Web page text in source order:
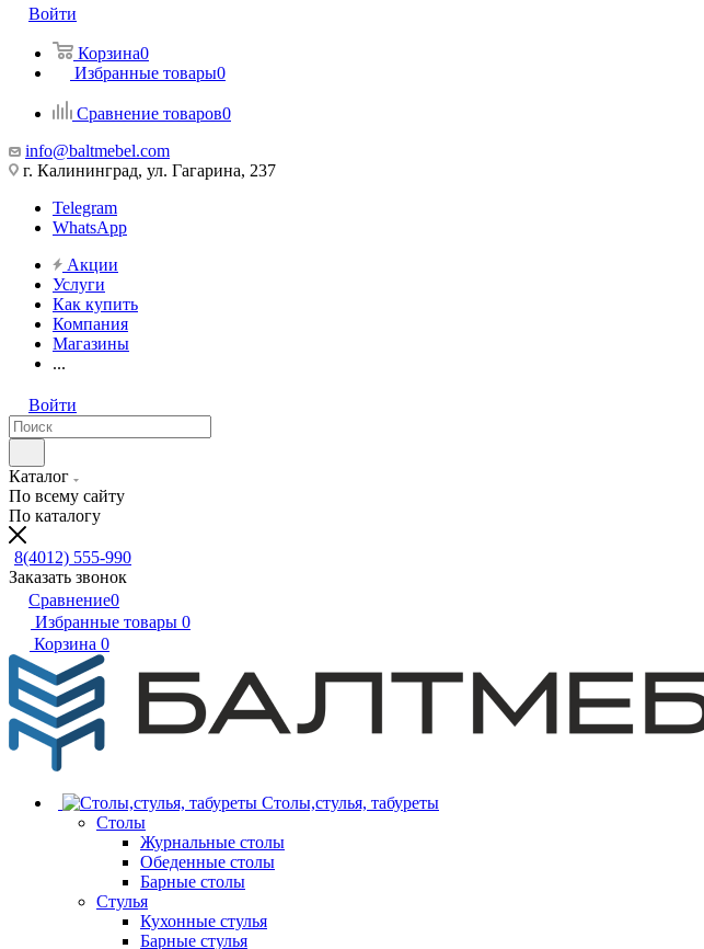
Войти
Корзина0
Избранные товары0
Сравнение товаров0
info@baltmebel.com
г. Калининград, ул. Гагарина, 237
Telegram
WhatsApp
Акции
Услуги
Как купить
Компания
Магазины
...
Войти
Каталог
По всему сайту
По каталогу
8(4012) 555-990
Заказать звонок
Сравнение0
Избранные товары 0
Корзина 0
Столы,стулья, табуреты
Столы
Журнальные столы
Обеденные столы
Барные столы
Стулья
Кухонные стулья
Барные стулья